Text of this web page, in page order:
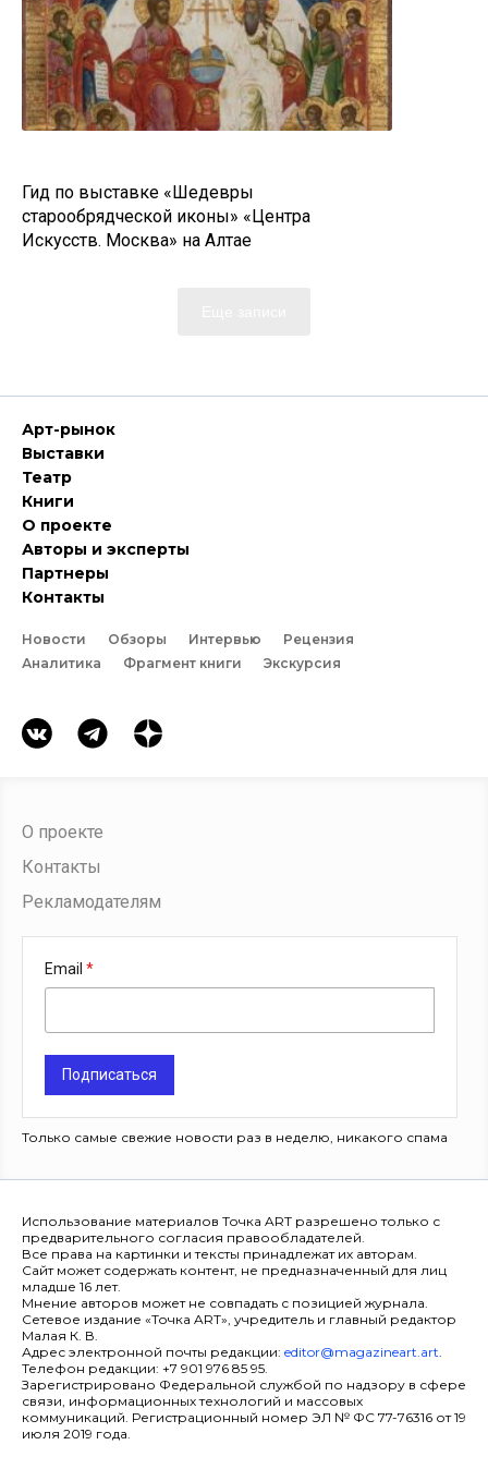
Гид по выставке «Шедевры
старообрядческой иконы» «Центра
Искусств. Москва» на Алтае
Арт-рынок
Выставки
Театр
Книги
О проекте
Авторы и эксперты
Партнеры
Контакты
Новости Обзоры Интервью
Рецензия
Аналитика
Фрагмент книги Экскурсия
О проекте
Контакты
Рекламодателям
Email
Подписаться
Только самые свежие новости раз в неделю, никакого спама
Использование материалов Точка ART разрешено только с
предварительного согласия правообладателей.
Все права на картинки и тексты принадлежат их авторам.
Сайт может содержать контент, не предназначенный для лиц
младше 16 лет.
Мнение авторов может не совпадать с позицией журнала.
Сетевое издание «Точка ART», учредитель и главный редактор
Малая К. В.
Адрес электронной почты редакции: editor@magazineart.art.
Телефон редакции: +7 901 976 85 95.
Зарегистрировано Федеральной службой по надзору в сфере
связи, информационных технологий и массовых
коммуникаций. Регистрационный номер ЭЛ № ФС 77-76316 от 19
июля 2019 года.